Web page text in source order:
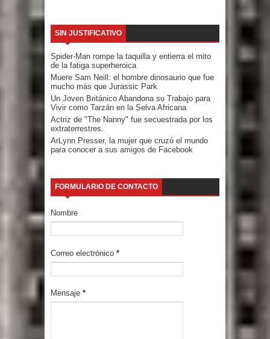
SIN JUSTIFICATIVO
Spider-Man rompe la taquilla y entierra el mito
de la fatiga superheroica
Muere Sam Neill: el hombre dinosaurio que fue
mucho más que Jurassic Park
Un Joven Británico Abandona su Trabajo para
Vivir como Tarzán en la Selva Africana
Actriz de "The Nanny" fue secuestrada por los
extraterrestres.
ArLynn Presser, la mujer que cruzó el mundo
para conocer a sus amigos de Facebook
FORMULARIO DE CONTACTO
Nombre
Correo electrónico *
Mensaje *